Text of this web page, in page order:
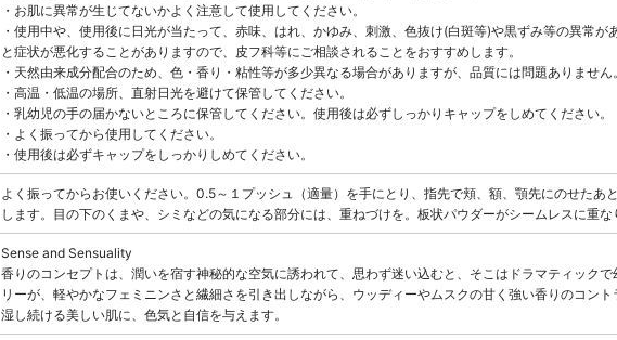
・お肌に異常が生じてないかよく注意して使用してください。
・使用中や、使用後に日光が当たって、赤味、はれ、かゆみ、刺激、色抜け(白斑等)や黒ずみ等の異常
と症状が悪化することがありますので、皮フ科等にご相談されることをおすすめします。
・天然由来成分配合のため、色・香り・粘性等が多少異なる場合がありますが、品質には問題ありません。
・高温・低温の場所、直射日光を避けて保管してください。
・乳幼児の手の届かないところに保管してください。使用後は必ずしっかりキャップをしめてください。
・よく振ってから使用してください。
・使用後は必ずキャップをしっかりしめてください。
よく振ってからお使いください。0.5～１プッシュ（適量）を手にとり、指先で頬、額、顎先にのせたあ
します。目の下のくまや、シミなどの気になる部分には、重ねづけを。板状パウダーがシームレスに重
Sense and Sensuality
香りのコンセプトは、潤いを宿す神秘的な空気に誘われて、思わず迷い込むと、そこはドラマティッ
リーが、軽やかなフェミニンさと繊細さを引き出しながら、ウッディーやムスクの甘く強い香りのコン
湿し続ける美しい肌に、色気と自信を与えます。